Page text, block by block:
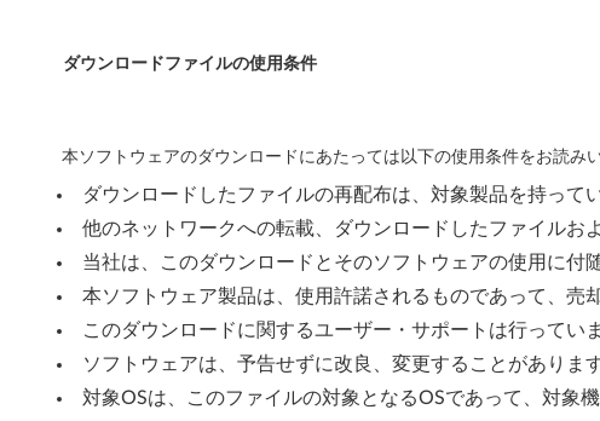
w
1
0
(
6
4
b
ダウンロードファイルの使用条件
本ソフトウェアのダウンロードにあたっては以下の使用条件をお読み
ダウンロードしたファイルの再配布は、対象製品を持って
他のネットワークへの転載、ダウンロードしたファイルお
当社は、このダウンロードとそのソフトウェアの使用に付
本ソフトウェア製品は、使用許諾されるものであって、売
このダウンロードに関するユーザー・サポートは行ってい
ソフトウェアは、予告せずに改良、変更することがあります
対象OSは、このファイルの対象となるOSであって、対象